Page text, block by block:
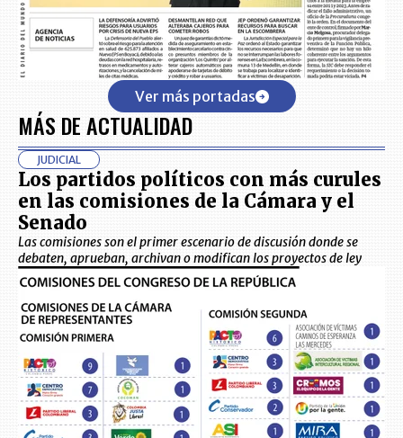
Ver más portadas
MÁS DE ACTUALIDAD
JUDICIAL
Los partidos políticos con más curules
en las comisiones de la Cámara y el
Senado
Las comisiones son el primer escenario de discusión donde se
debaten, aprueban, archivan o modifican los proyectos de ley